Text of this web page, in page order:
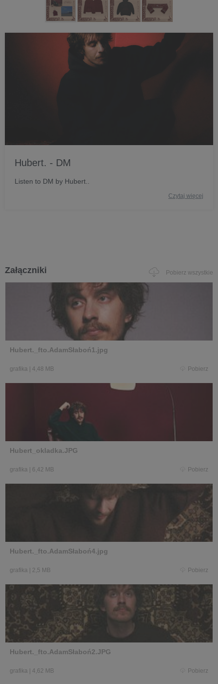
Hubert. - DM
Listen to DM by Hubert..
Czytaj więcej
Załączniki Pobierz wszystkie
Hubert._fto.AdamSłaboń1.jpg
grafika 4,48 MB Pobierz
Hubert_okladka.JPG
grafika 6,42 MB Pobierz
Hubert._fto.AdamSłaboń4.jpg
grafika 2,5 MB Pobierz
Hubert._fto.AdamSłaboń2.JPG
grafika 4,62 MB Pobierz